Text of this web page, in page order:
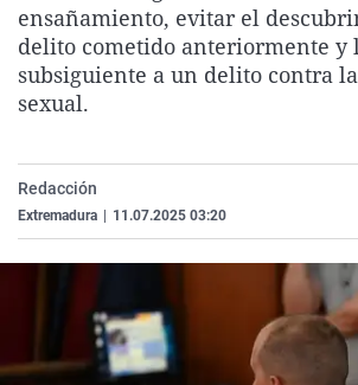
ensañamiento, evitar el
delito cometido anteriormente y
subsiguiente a un delito contra
sexual.
Redacción
Extremadura 11.07.2025 03:20